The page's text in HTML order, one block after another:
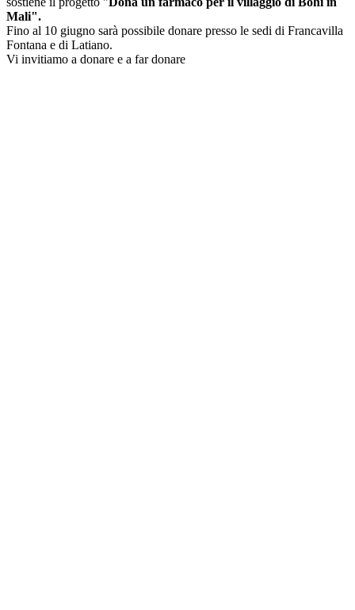
Mali".
Fino al 10 giugno sarà possibile donare presso le sedi di Francavilla
Fontana e di Latiano.
Vi invitiamo a donare e a far donare